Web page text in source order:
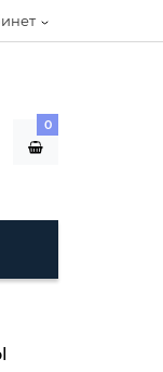
0